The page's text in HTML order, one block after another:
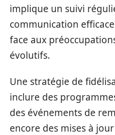
implique un suivi
communication
face aux
évolutifs.
Une stratégie de
inclure des
des événements de
encore des mises à